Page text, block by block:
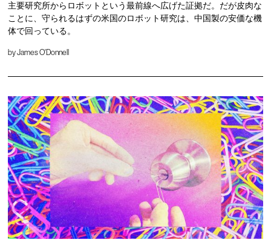
主要研究所からロボットという最前線へ広げた証拠だ。だが皮肉な
ことに、守られるはずの米国のロボット研究は、中国製の安価な機
体で回っている。
byJames O'Donnell